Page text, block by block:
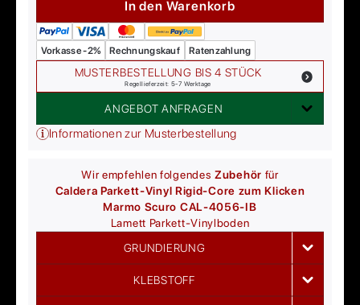
In den Warenkorb
Vorkasse -2% Rechnungskauf Ratenzahlung
MUSTERBESTELLUNG BIS 4 STÜCK
Regellieferzeit: 5-7 Werktage
ANGEBOT ANFRAGEN
Informationen zur Musterbestellung
Wir empfehlen folgendesZubehör für
Caldera Parkett-Vinyl Rigid-Core zum Klicken
Marmo Scuro CAL-4056-IB
Lamett Parkett-Vinylboden
GRUNDIERUNG
KLEBSTOFF